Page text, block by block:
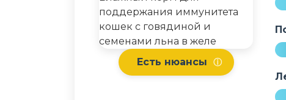
Есть нюансы ⓘ